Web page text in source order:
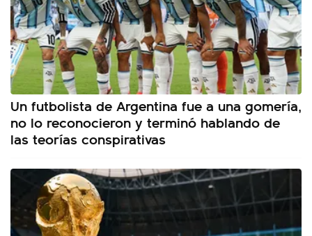
Un futbolista de Argentina fue a una gomería,
no lo reconocieron y terminó hablando de
las teorías conspirativas